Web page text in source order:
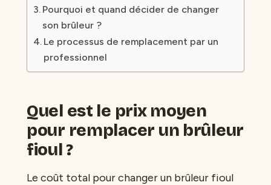
Pourquoi et quand décider de changer
son brûleur ?
Le processus de remplacement par un
professionnel
Quel est le prix moyen
pour remplacer un brûleur
fioul ?
Le coût total pour changer un brûleur fioul